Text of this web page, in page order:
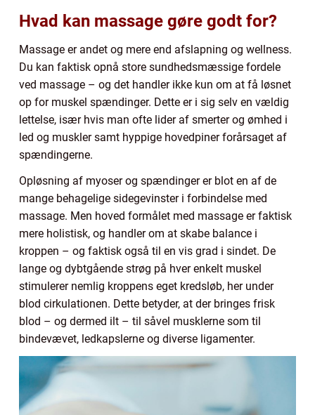
Hvad kan massage gøre godt for?
Massage er andet og mere end afslapning og wellness.
Du kan faktisk opnå store sundhedsmæssige fordele
ved massage – og det handler ikke kun om at få løsnet
op for muskel spændinger. Dette er i sig selv en vældig
lettelse, især hvis man ofte lider af smerter og ømhed i
led og muskler samt hyppige hovedpiner forårsaget af
spændingerne.
Opløsning af myoser og spændinger er blot en af de
mange behagelige sidegevinster i forbindelse med
massage. Men hoved formålet med massage er faktisk
mere holistisk, og handler om at skabe balance i
kroppen – og faktisk også til en vis grad i sindet. De
lange og dybtgående strøg på hver enkelt muskel
stimulerer nemlig kroppens eget kredsløb, her under
blod cirkulationen. Dette betyder, at der bringes frisk
blod – og dermed ilt – til såvel musklerne som til
bindevævet, ledkapslerne og diverse ligamenter.